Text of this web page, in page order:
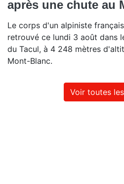
après une chute au
Le corps d'un alpiniste
retrouvé ce lundi 3 août dans
du Tacul, à 4 248 mètres
Mont-Blanc.
Voir toutes